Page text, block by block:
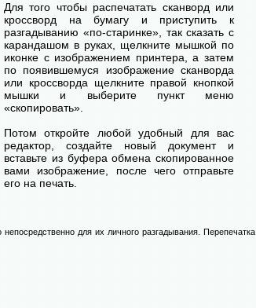
Для того чтобы распечатать сканворд или
кроссворд на бумагу и приступить к
разгадыванию «по-старинке», так сказать с
карандашом в руках, щелкните мышкой по
иконке с изображением принтера, а затем
по появившемуся изображение сканворда
или кроссворда щелкните правой кнопкой
мышки и выберите пункт меню
«скопировать».
Потом откройте любой удобный для вас
редактор, создайте новый документ и
вставьте из буфера обмена скопированное
вами изображение, после чего отправьте
его на печать.
для их личного разгадывания. Перепечатка,